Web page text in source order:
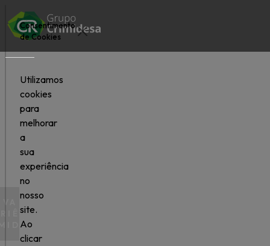
Consentimento
de Cookies
Utilizamos
cookies
para
melhorar
a
sua
experiência
no
nosso
site.
Ao
clicar
EQUIPA